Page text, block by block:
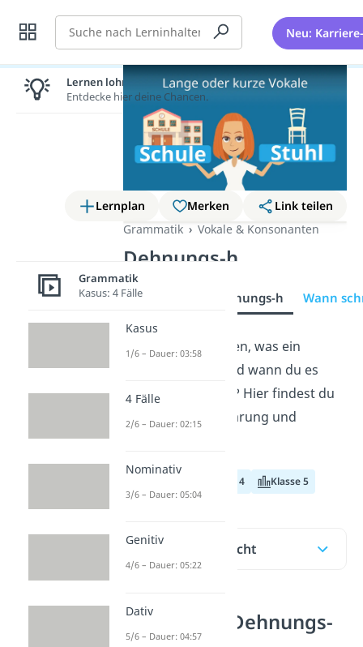
Suche Neu:
Lernplan Merken
Link teilen
Grammatik
Vokale & Konsonanten
Dehnungs-h
Übersicht Dehnungs-h Wann
Du möchtest wissen, was ein
ist und wann du es
verwenden musst? Hier findest du
eine einfache Erklärung und
Klasse 4 Klasse 5
Inhaltsübersicht
Was ist ein Dehnungs-
Lernen lohnt sich!
Entdecke hier deine Chancen.
Grammatik
Kasus: 4 Fälle
Kasus
1/6 – Dauer: 03:58
4 Fälle
2/6 – Dauer: 02:15
Nominativ
3/6 – Dauer: 05:04
Genitiv
4/6 – Dauer: 05:22
Dativ
5/6 – Dauer: 04:57